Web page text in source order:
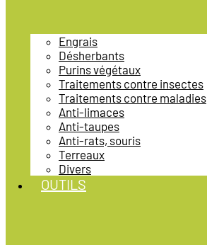
Engrais
Désherbants
Purins végétaux
Traitements contre insectes
Traitements contre maladies
Anti-limaces
Anti-taupes
Anti-rats, souris
Terreaux
Divers
OUTILS